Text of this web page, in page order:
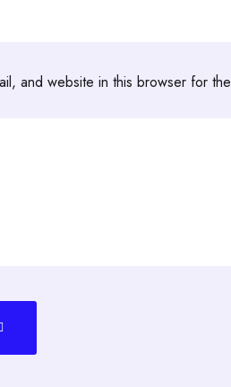
and website in this browser for